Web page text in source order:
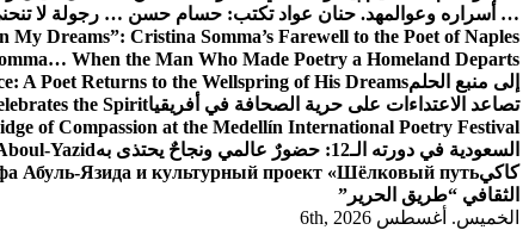
… أسراره وعوالمهد. حنان عواد تكتب: حسام حسن … رجولة لا
My Dreams”: Cristina Somma’s Farewell to the Poet of Naples
When the Man Who Made Poetry a Homeland Departs
إلى منبع الحلمA Poet Returns to the Wellspring of His Dreams
تصاعد الاعتداءات على حرية الصحافة في أفريقياthe Spirit
of Compassion at the Medellín International Poetry Festival
السعودية في دورته الـ12: حضورٌ عالمي ونجاحٌ يحتذى به
Yazid
كاكيАбуль-Язида и культурный проект «Шёлковый путь»
الثقافي “طريق الحرير”
الخميس. أغسطس 6th, 2026